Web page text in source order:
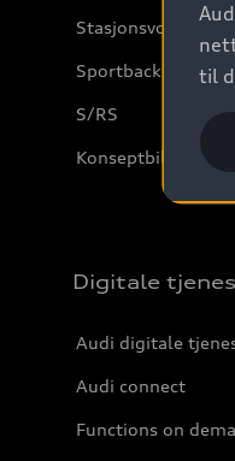
Stasjonsvogn
Sportback
S/RS
Konseptbiler og
Digitale
Audi digitale
Audi connect
Functions on
til